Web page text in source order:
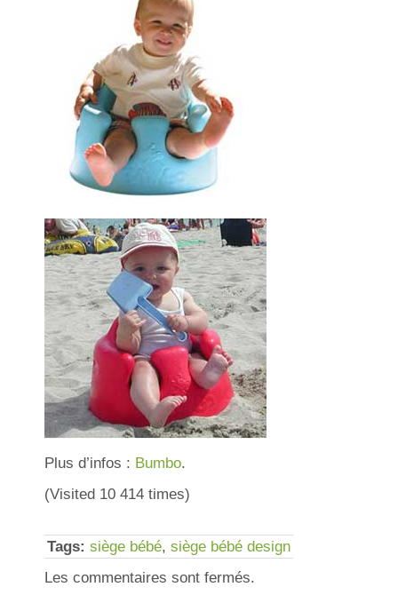
Plus d’infos : Bumbo.
(Visited 10 414 times)
Tags: siège bébé, siège bébé design
Les commentaires sont fermés.